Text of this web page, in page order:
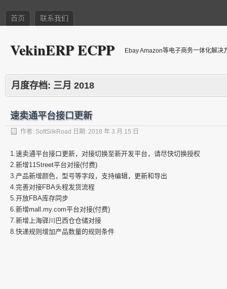
首页 联系我们
VekinERP ECPP Ebay Amazon等电子商务一体化解决
月度存档: 三月 2018
速卖通平台接口更新
作者: SoftSilkRoad 日期: 2018 年 3 月 15 日
1.速卖通平台接口更新，对接切换至新开发平台，请尽快切换授权
2.新增11Street平台对接(付费)
3.产品新增颜色，型号等字段，支持编辑，更新和导出
4.完善对接FBA头程发货流程
5.开放FBA库存同步
6.新增mall.my.com平台对接(付费)
7.新增上海驿川巴西仓仓储对接
8.快递规则增加产品数量的规则条件